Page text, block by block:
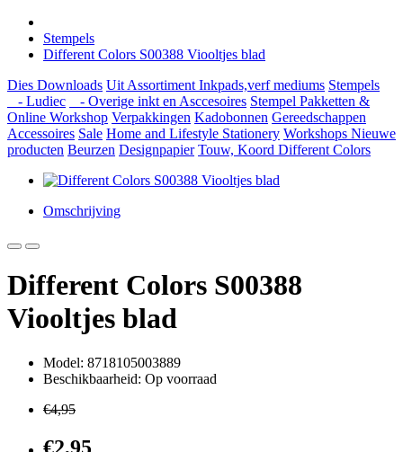
Stempels
Different Colors S00388 Viooltjes blad
Dies Downloads Uit Assortiment Inkpads,verf mediums Stempels
- Ludiec
- Overige inkt en Asccesoires Stempel Pakketten &
Online Workshop Verpakkingen Kadobonnen Gereedschappen
Accessoires Sale Home and Lifestyle Stationery Workshops Nieuwe
producten Beurzen Designpapier Touw, Koord Different Colors
Omschrijving
Different Colors S00388
Viooltjes blad
Model: 8718105003889
Beschikbaarheid: Op voorraad
€4,95
€2,95